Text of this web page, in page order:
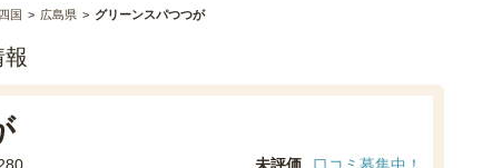
国 広島県 グリーンスパつつが